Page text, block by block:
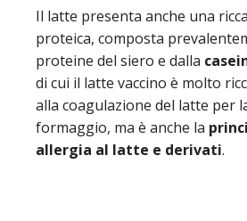
Il latte presenta anche una
proteica, composta
proteine del siero e dalla
di cui il latte vaccino è molto
alla coagulazione del latte per
formaggio, ma è anche la
allergia al latte e derivati.